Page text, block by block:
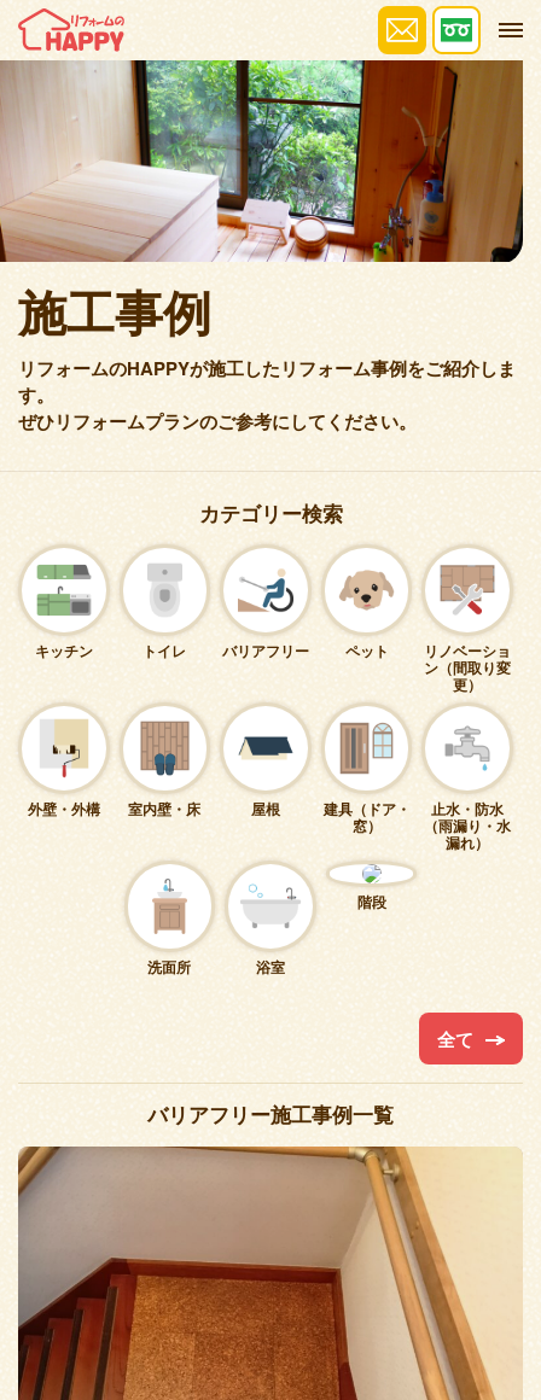
施工事例
リフォームのHAPPYが施工したリフォーム事例をご紹介しま
す。
ぜひリフォームプランのご参考にしてください。
カテゴリー検索
キッチン トイレ バリアフリー ペット
リノベーショ
ン（間取り変
更）
外壁・外構 室内壁・床 屋根
建具（ドア・
窓）
止水・防水
（雨漏り・水
漏れ）
洗面所 浴室
階段
全て
バリアフリー施工事例一覧